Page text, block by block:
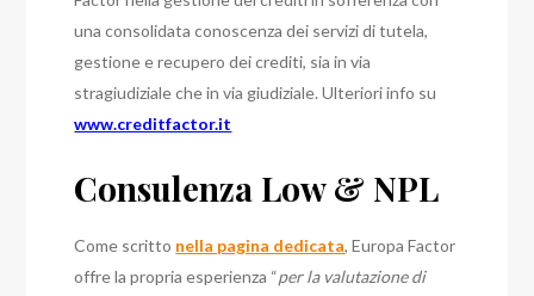
una consolidata conoscenza dei servizi di tutela,
gestione e recupero dei crediti, sia in via
stragiudiziale che in via giudiziale.Ulteriori info su
www.creditfactor.it
Consulenza Low & NPL
Come scritto nella pagina dedicata, Europa Factor
offre la propria esperienza “per la valutazione di